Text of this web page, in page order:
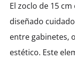
El zoclo de 15
diseñado
entre gabinetes,
estético. Este